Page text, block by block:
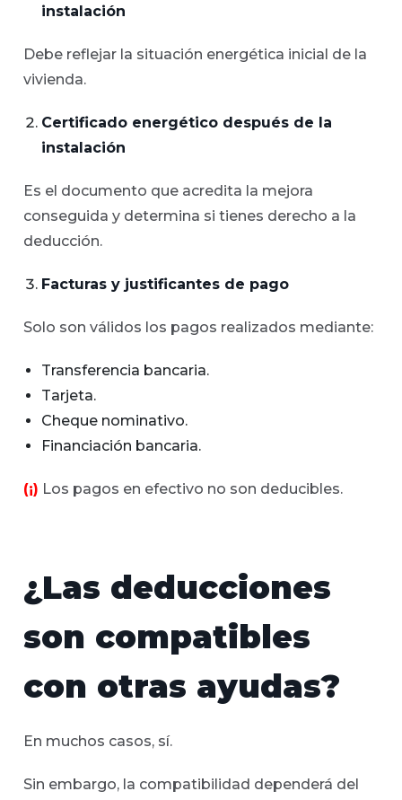
instalación
Debe reflejar la situación energética inicial de la
vivienda.
Certificado energético después de la
instalación
Es el documento que acredita la mejora
conseguida y determina si tienes derecho a la
deducción.
Facturas y justificantes de pago
Solo son válidos los pagos realizados mediante:
Transferencia bancaria.
Tarjeta.
Cheque nominativo.
Financiación bancaria.
(¡) Los pagos en efectivo no son deducibles.
¿Las deducciones
son compatibles
con otras ayudas?
En muchos casos, sí.
Sin embargo, la compatibilidad dependerá del